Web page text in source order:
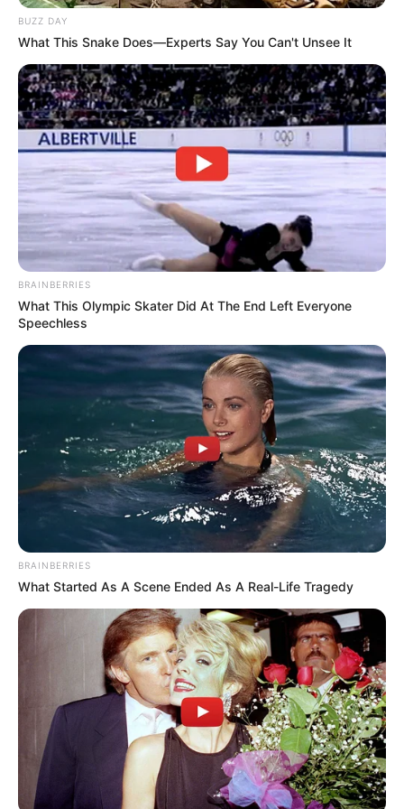
(foto: eemh)
2. Di bagi menjadi dua, bagian depan memiliki tone
lebih terang dibandingkan bagian belakang. Untuk
memberikan kesan simpel, pakai kaos saja
(foto: pinterest)
BUZZ DAY
What This Snake Does—Experts Say You Can't Unsee It
BRAINBERRIES
What This Olympic Skater Did At The End Left Everyone
Speechless
BRAINBERRIES
What Started As A Scene Ended As A Real-Life Tragedy